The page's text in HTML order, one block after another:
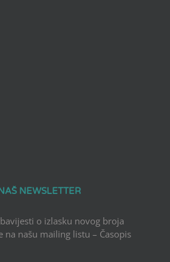
NEWSLETTER
o izlasku novog broja
na našu mailing listu – Časopis